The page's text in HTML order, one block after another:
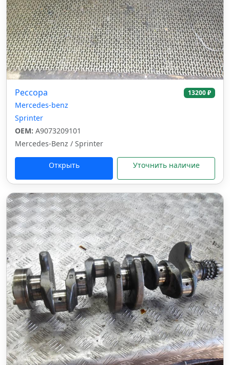
Рессора 13200 ₽
Mercedes-benz
Sprinter
OEM: A9073209101
Mercedes-Benz / Sprinter
Открыть Уточнить наличие